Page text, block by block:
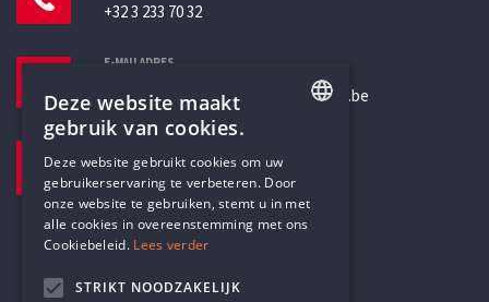
+32 3 233 70 32
E-MAILADRES
secretariaat@humanistischverbond.be
Pottenbrug 4
Antwerpen, 2000
DUTCH
Deze website maakt
gebruik van cookies.
Deze website gebruikt cookies om uw
gebruikerservaring te verbeteren. Door
onze website te gebruiken, stemt u in met
alle cookies in overeenstemming met ons
Cookiebeleid. Lees verder
STRIKT NOODZAKELIJK